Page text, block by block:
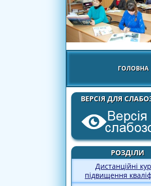
ГОЛОВНА
ВЕРСІЯ ДЛЯ
РОЗДІЛИ
Дистанційні
підвищення